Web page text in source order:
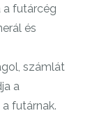
a futárcég
és
számlát
a
futárnak.